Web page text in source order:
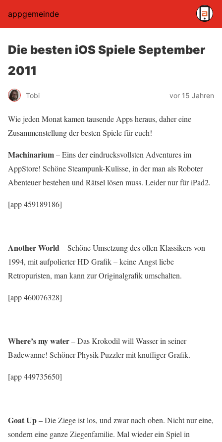
appgemeinde
Die besten iOS Spiele September
2011
Tobi vor 15 Jahren
Wie jeden Monat kamen tausende Apps heraus, daher eine
Zusammenstellung der besten Spiele für euch!
Machinarium– Eins der eindrucksvollsten Adventures im
AppStore! Schöne Steampunk-Kulisse, in der man als Roboter
Abenteuer bestehen und Rätsel lösen muss. Leider nur für iPad2.
[app 459189186]
Another World– Schöne Umsetzung des ollen Klassikers von
1994, mit aufpolierter HD Grafik – keine Angst liebe
Retropuristen, man kann zur Originalgrafik umschalten.
[app 460076328]
Where’s my water– Das Krokodil will Wasser in seiner
Badewanne! Schöner Physik-Puzzler mit knuffiger Grafik.
[app 449735650]
Goat Up– Die Ziege ist los, und zwar nach oben. Nicht nur eine,
sondern eine ganze Ziegenfamilie. Mal wieder ein Spiel in